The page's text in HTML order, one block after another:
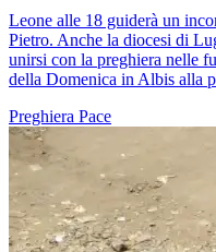
Leone alle 18 guiderà un
Pietro. Anche la diocesi di
unirsi con la preghiera nelle
della Domenica in Albis alla
Preghiera Pace